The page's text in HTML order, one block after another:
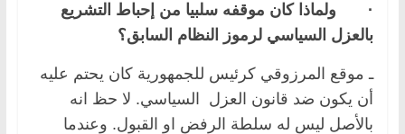
· ولماذا كان موقفه سلبيا من إحباط التشريع
بالعزل السياسي لرموز النظام السابق؟
ـ موقع المرزوقي كرئيس للجمهورية كان يحتم عليه
أن يكون ضد قانون العزل السياسي. لا حظ انه
بالأصل ليس له سلطة الرفض او القبول. وعندما